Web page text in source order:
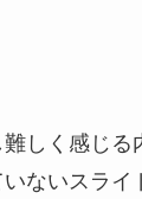
難しく感じる
ないスライ